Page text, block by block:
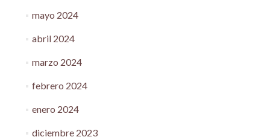
mayo 2024
abril 2024
marzo 2024
febrero 2024
enero 2024
diciembre 2023